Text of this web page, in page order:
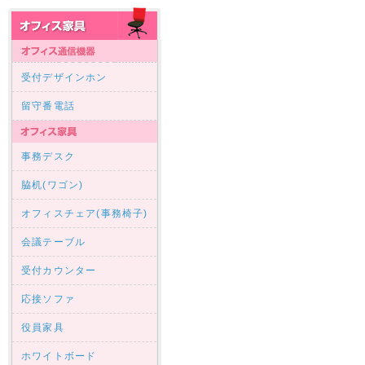
受付デザインホン
留守番電話
事務デスク
脇机(ワゴン)
オフィスチェア(事務椅子)
会議テーブル
受付カウンター
応接ソファ
役員家具
ホワイトボード